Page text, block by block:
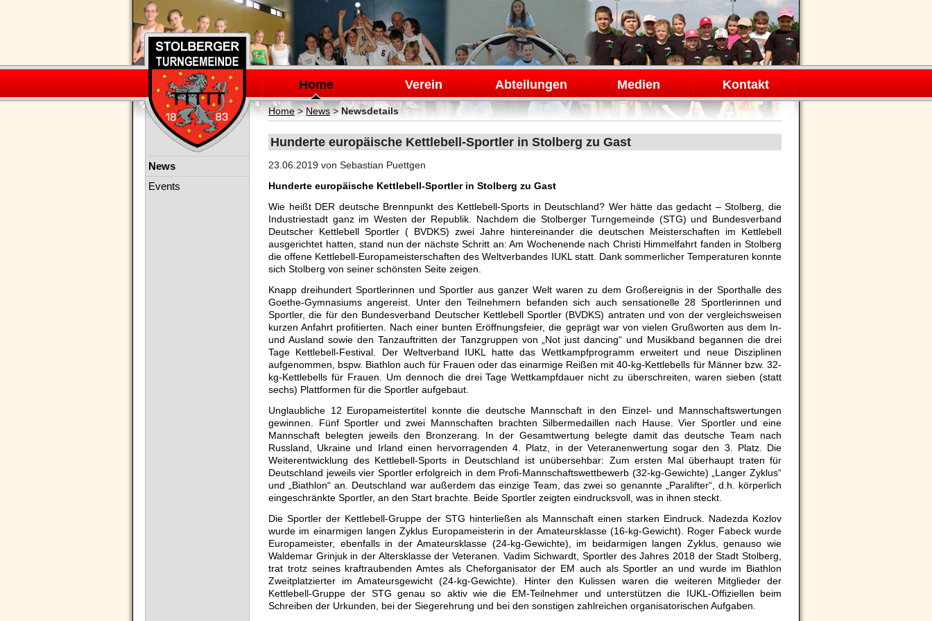
Navigation
überspringen
Home Verein Abteilungen Medien Kontakt
Home> News>Newsdetails
Hunderte europäische Kettlebell-Sportler in Stolberg zu Gast
23.06.2019 von Sebastian Puettgen
Hunderte europäische Kettlebell-Sportler in Stolberg zu Gast
Wie heißt DER deutsche Brennpunkt des Kettlebell-Sports in Deutschland? Wer hätte das gedacht – Stolberg, die
Industriestadt ganz im Westen der Republik. Nachdem die Stolberger Turngemeinde (STG) und Bundesverband
Deutscher Kettlebell Sportler ( BVDKS) zwei Jahre hintereinander die deutschen Meisterschaften im Kettlebell
ausgerichtet hatten, stand nun der nächste Schritt an: Am Wochenende nach Christi Himmelfahrt fanden in Stolberg
die offene Kettlebell-Europameisterschaften des Weltverbandes IUKL statt. Dank sommerlicher Temperaturen konnte
sich Stolberg von seiner schönsten Seite zeigen.
Knapp dreihundert Sportlerinnen und Sportler aus ganzer Welt waren zu dem Großereignis in der Sporthalle des
Goethe-Gymnasiums angereist. Unter den Teilnehmern befanden sich auch sensationelle 28 Sportlerinnen und
Sportler, die für den Bundesverband Deutscher Kettlebell Sportler (BVDKS) antraten und von der vergleichsweisen
kurzen Anfahrt profitierten. Nach einer bunten Eröffnungsfeier, die geprägt war von vielen Grußworten aus dem In-
und Ausland sowie den Tanzauftritten der Tanzgruppen von „Not just dancing“ und Musikband begannen die drei
Tage Kettlebell-Festival. Der Weltverband IUKL hatte das Wettkampfprogramm erweitert und neue Disziplinen
aufgenommen, bspw. Biathlon auch für Frauen oder das einarmige Reißen mit 40-kg-Kettlebells für Männer bzw. 32-
kg-Kettlebells für Frauen. Um dennoch die drei Tage Wettkampfdauer nicht zu überschreiten, waren sieben (statt
sechs) Plattformen für die Sportler aufgebaut.
Unglaubliche 12 Europameistertitel konnte die deutsche Mannschaft in den Einzel- und Mannschaftswertungen
gewinnen. Fünf Sportler und zwei Mannschaften brachten Silbermedaillen nach Hause. Vier Sportler und eine
Mannschaft belegten jeweils den Bronzerang. In der Gesamtwertung belegte damit das deutsche Team nach
Russland, Ukraine und Irland einen hervorragenden 4. Platz, in der Veteranenwertung sogar den 3. Platz. Die
Weiterentwicklung des Kettlebell-Sports in Deutschland ist unübersehbar: Zum ersten Mal überhaupt traten für
Deutschland jeweils vier Sportler erfolgreich in dem Profi-Mannschaftswettbewerb (32-kg-Gewichte) „Langer Zyklus“
und „Biathlon“ an. Deutschland war außerdem das einzige Team, das zwei so genannte „Paralifter“, d.h. körperlich
eingeschränkte Sportler, an den Start brachte. Beide Sportler zeigten eindrucksvoll, was in ihnen steckt.
Die Sportler der Kettlebell-Gruppe der STG hinterließen als Mannschaft einen starken Eindruck. Nadezda Kozlov
wurde im einarmigen langen Zyklus Europameisterin in der Amateursklasse (16-kg-Gewicht). Roger Fabeck wurde
Europameister, ebenfalls in der Amateursklasse (24-kg-Gewichte), im beidarmigen langen Zyklus, genauso wie
Waldemar Grinjuk in der Altersklasse der Veteranen. Vadim Sichwardt, Sportler des Jahres 2018 der Stadt Stolberg,
trat trotz seines kraftraubenden Amtes als Cheforganisator der EM auch als Sportler an und wurde im Biathlon
Zweitplatzierter im Amateursgewicht (24-kg-Gewichte). Hinter den Kulissen waren die weiteren Mitglieder der
Kettlebell-Gruppe der STG genau so aktiv wie die EM-Teilnehmer und unterstützen die IUKL-Offiziellen beim
Schreiben der Urkunden, bei der Siegerehrung und bei den sonstigen zahlreichen organisatorischen Aufgaben.
Navigation
News
Events